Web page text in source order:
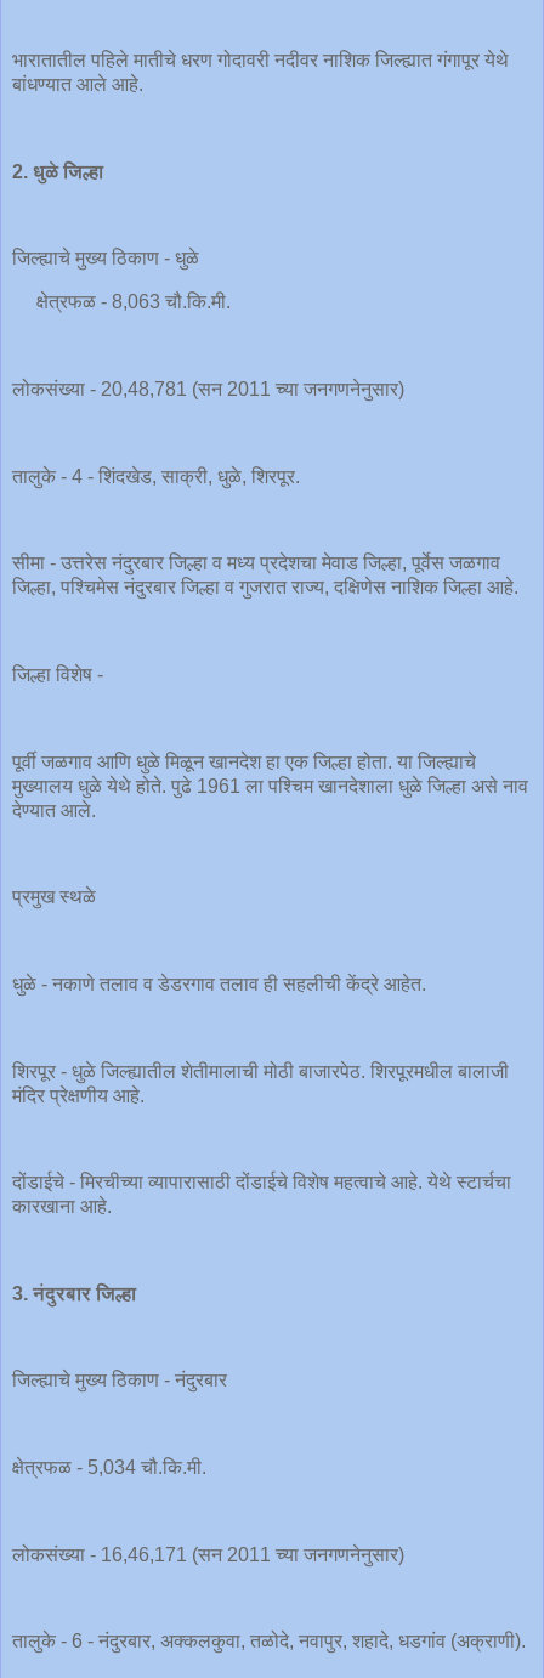
भारातातील पहिले मातीचे धरण गोदावरी नदीवर नाशिक जिल्ह्यात गंगापूर येथे
बांधण्यात आले आहे.
2. धुळे जिल्हा
जिल्ह्याचे मुख्य ठिकाण - धुळे
क्षेत्रफळ - 8,063 चौ.कि.मी.
लोकसंख्या - 20,48,781 (सन 2011 च्या जनगणनेनुसार)
तालुके - 4 - शिंदखेड, साक्री, धुळे, शिरपूर.
सीमा - उत्तरेस नंदुरबार जिल्हा व मध्य प्रदेशचा मेवाड जिल्हा, पूर्वेस जळगाव
जिल्हा, पश्चिमेस नंदुरबार जिल्हा व गुजरात राज्य, दक्षिणेस नाशिक जिल्हा आहे.
जिल्हा विशेष -
पूर्वी जळगाव आणि धुळे मिळून खानदेश हा एक जिल्हा होता. या जिल्ह्याचे
मुख्यालय धुळे येथे होते. पुढे 1961 ला पश्चिम खानदेशाला धुळे जिल्हा असे नाव
देण्यात आले.
प्रमुख स्थळे
धुळे - नकाणे तलाव व डेडरगाव तलाव ही सहलीची केंद्रे आहेत.
शिरपूर - धुळे जिल्ह्यातील शेतीमालाची मोठी बाजारपेठ. शिरपूरमधील बालाजी
मंदिर प्रेक्षणीय आहे.
दोंडाईचे - मिरचीच्या व्यापारासाठी दोंडाईचे विशेष महत्वाचे आहे. येथे स्टार्चचा
कारखाना आहे.
3. नंदुरबार जिल्हा
जिल्ह्याचे मुख्य ठिकाण - नंदुरबार
क्षेत्रफळ - 5,034 चौ.कि.मी.
लोकसंख्या - 16,46,171 (सन 2011 च्या जनगणनेनुसार)
तालुके - 6 - नंदुरबार, अक्कलकुवा, तळोदे, नवापुर, शहादे, धडगांव (अक्राणी).